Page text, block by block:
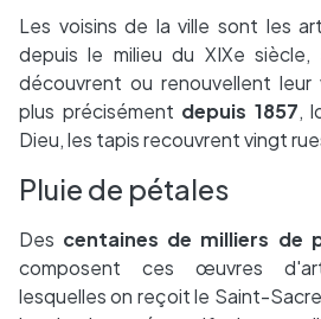
Les voisins de la ville sont les
depuis le milieu du XIXe
découvrent ou renouvellent
plus précisément depuis 1857,
Dieu, les tapis recouvrent vingt
Pluie de pétales
Des centaines de milliers de
composent ces œuvres
lesquelles on reçoit le Saint-